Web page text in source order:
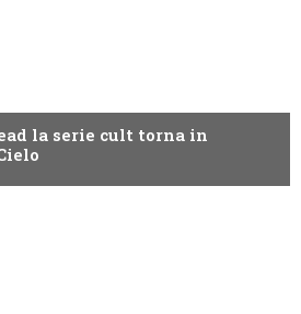
la serie cult torna in